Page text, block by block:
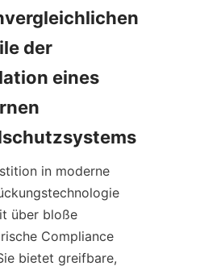
der
eines
in moderne
über bloße
Compliance
bietet greifbare,